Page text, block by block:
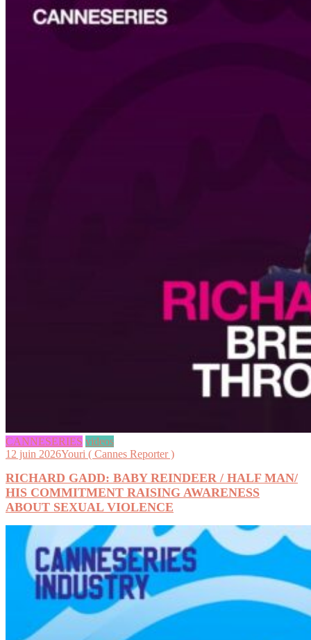
CANNESERIES videos
12 juin 2026Youri ( Cannes Reporter )
RICHARD GADD: BABY REINDEER / HALF MAN/
HIS COMMITMENT RAISING AWARENESS
ABOUT SEXUAL VIOLENCE